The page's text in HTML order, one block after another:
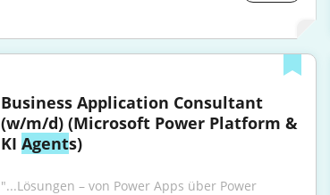
Business Application Consultant
(w/m/d) (Microsoft Power Platform &
KI Agents)
"...Lösungen – von Power Apps über Power